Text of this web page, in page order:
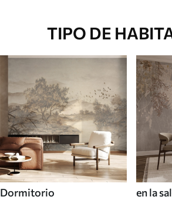
TIPO DE
Dormitorio en la